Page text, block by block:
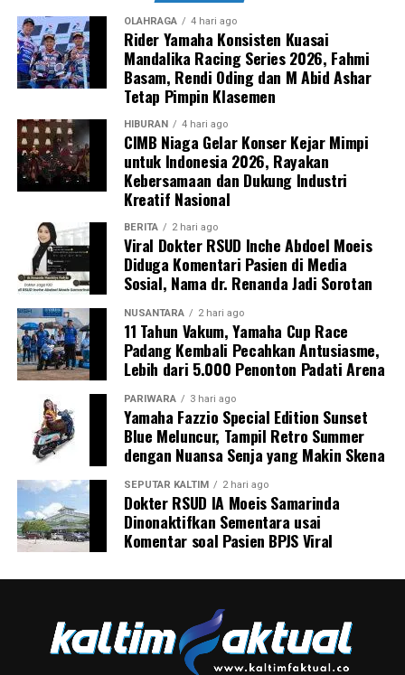
OLAHRAGA 4 hari ago
Rider Yamaha Konsisten Kuasai
Mandalika Racing Series 2026, Fahmi
Basam, Rendi Oding dan M Abid Ashar
Tetap Pimpin Klasemen
HIBURAN 4 hari ago
CIMB Niaga Gelar Konser Kejar Mimpi
untuk Indonesia 2026, Rayakan
Kebersamaan dan Dukung Industri
Kreatif Nasional
BERITA 2 hari ago
Viral Dokter RSUD Inche Abdoel Moeis
Diduga Komentari Pasien di Media
Sosial, Nama dr. Renanda Jadi Sorotan
NUSANTARA 2 hari ago
11 Tahun Vakum, Yamaha Cup Race
Padang Kembali Pecahkan Antusiasme,
Lebih dari 5.000 Penonton Padati Arena
PARIWARA 3 hari ago
Yamaha Fazzio Special Edition Sunset
Blue Meluncur, Tampil Retro Summer
dengan Nuansa Senja yang Makin Skena
SEPUTAR KALTIM 2 hari ago
Dokter RSUD IA Moeis Samarinda
Dinonaktifkan Sementara usai
Komentar soal Pasien BPJS Viral